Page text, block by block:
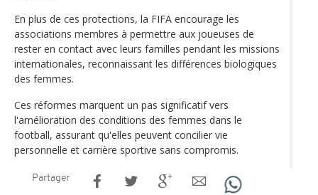
En plus de ces protections, la FIFA encourage les
associations membres à permettre aux joueuses de
rester en contact avec leurs familles pendant les missions
internationales, reconnaissant les différences biologiques
des femmes.
Ces réformes marquent un pas significatif vers
l'amélioration des conditions des femmes dans le
football, assurant qu'elles peuvent concilier vie
personnelle et carrière sportive sans compromis.
Partager